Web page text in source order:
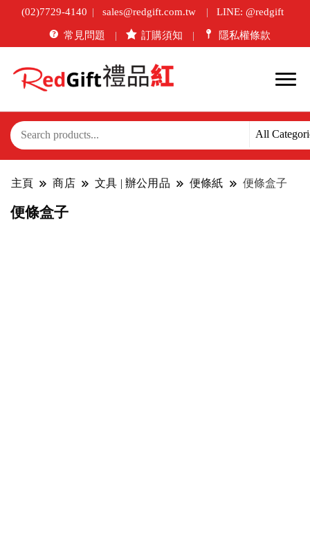
(02)7729-4140 sales@redgift.com.tw LINE: @redgift
常見問題 訂購須知 隱私權條款
主頁 商店 文具 | 辦公用品 便條紙 便條盒子
便條盒子